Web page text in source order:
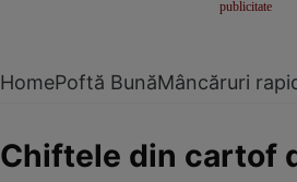
HomePoftă BunăMâncăruri
Chiftele din cartof